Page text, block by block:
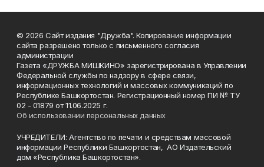
© 2026 Сайт издания "Дружба". Копирование информации
сайта разрешено только с письменного согласия
администрации
Газета «ДРУЖБА МИШКИНО» зарегистрирована в Управлении
Федеральной службы по надзору в сфере связи,
информационных технологий и массовых коммуникаций по
Республике Башкортостан. Регистрационный номер ПИ № ТУ
02 - 01879 от 11.06.2025 г.
Об использовании персональных данных
УЧРЕДИТЕЛИ: Агентство по печати и средствам массовой
информации Республики Башкортостан, АО Издательский
дом «Республика Башкортостан».